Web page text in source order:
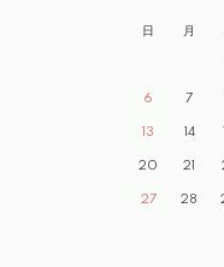
日 月
6 7
13 14
20 21
27 28